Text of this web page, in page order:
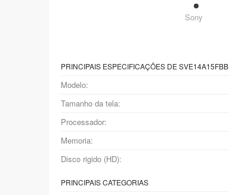
Sony
PRINCIPAIS ESPECIFICAÇÕES DE SVE14A15FBB
Modelo:
Tamanho da tela:
Processador:
Memoria:
Disco rigido (HD):
PRINCIPAIS CATEGORIAS